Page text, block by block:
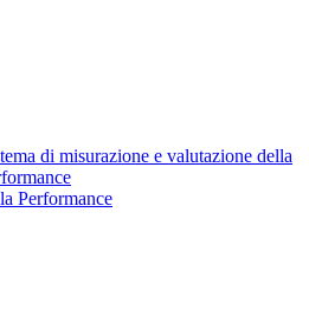
di misurazione e valutazione della
Performance